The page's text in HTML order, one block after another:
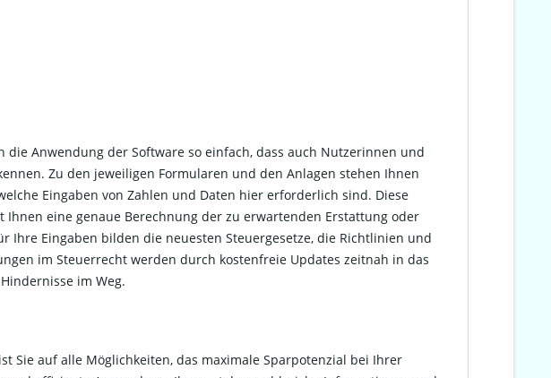
Anwendung der Software so einfach, dass auch Nutzerinnen und
Zu den jeweiligen Formularen und den Anlagen stehen Ihnen
Eingaben von Zahlen und Daten hier erforderlich sind. Diese
eine genaue Berechnung der zu erwartenden Erstattung oder
Ihre Eingaben bilden die neuesten Steuergesetze, die Richtlinien und
im Steuerrecht werden durch kostenfreie Updates zeitnah in das
im Weg.
Sie auf alle Möglichkeiten, das maximale Sparpotenzial bei Ihrer